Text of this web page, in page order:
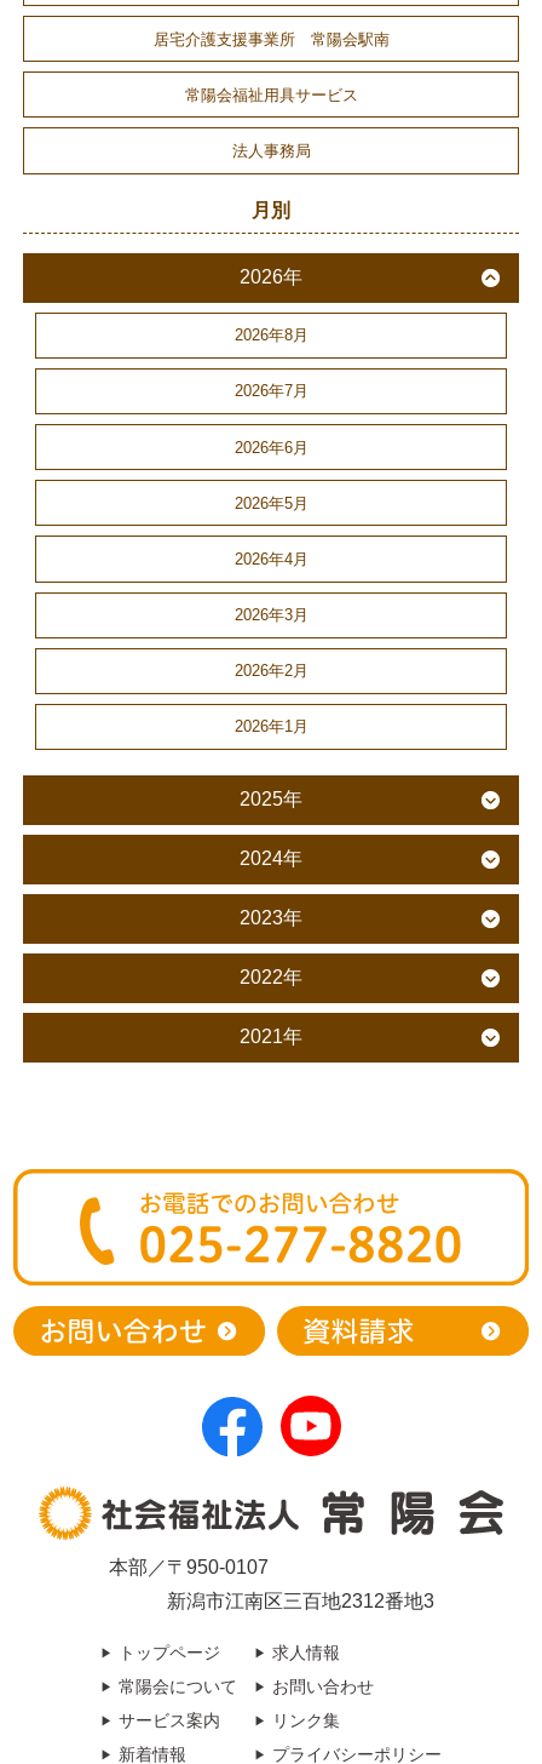
居宅介護支援事業所 常陽会駅南
常陽会福祉用具サービス
法人事務局
月別
2026年
2026年8月
2026年7月
2026年6月
2026年5月
2026年4月
2026年3月
2026年2月
2026年1月
2025年
2024年
2023年
2022年
2021年
本部／〒950-0107
新潟市江南区三百地2312番地3
トップページ
常陽会について
サービス案内
新着情報
求人情報
お問い合わせ
リンク集
プライバシーポリシー